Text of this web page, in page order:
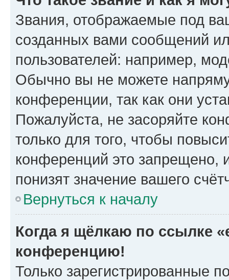
Звания, отображаемые под
созданных вами сообщений
пользователей: например,
Обычно вы не можете
конференции, так как они
Пожалуйста, не засоряйте
только для того, чтобы
конференций это запрещено,
понизят значение вашего
Вернуться к началу
Когда я щёлкаю по ссылке
конференцию!
Только зарегистрированные